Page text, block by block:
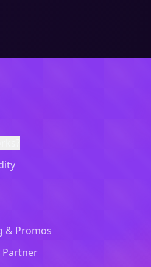
& Promos
Partner